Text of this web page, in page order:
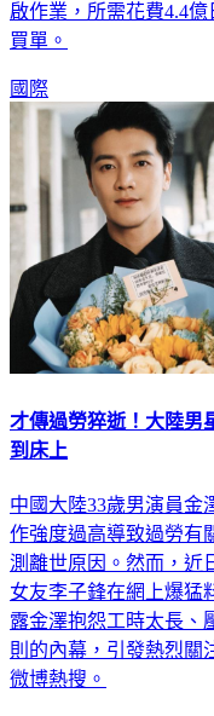
啟作業，所需花費4.4
買單。
國際
才傳過勞猝逝！大陸
到床上
中國大陸33歲男演員金
作強度過高導致過勞有
測離世原因。然而，近
女友李子鋒在網上爆猛
露金澤抱怨工時太長、
則的內幕，引發熱烈關
微博熱搜。